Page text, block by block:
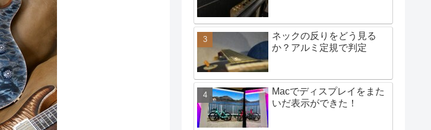
ネックの反りをどう見る
か？アルミ定規で判定
Macでディスプレイをまた
いだ表示ができた！